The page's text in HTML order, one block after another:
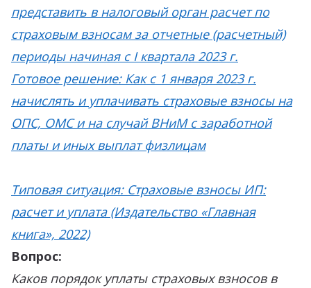
представить в налоговый орган расчет по
страховым взносам за отчетные (расчетный)
периоды начиная с I квартала 2023 г.
Готовое решение: Как с 1 января 2023 г.
начислять и уплачивать страховые взносы на
ОПС, ОМС и на случай ВНиМ с заработной
платы и иных выплат физлицам
Типовая ситуация: Страховые взносы ИП:
расчет и уплата (Издательство «Главная
книга», 2022)
Вопрос:
Каков порядок уплаты страховых взносов в